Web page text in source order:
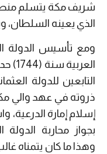
شريف مكة يتسلم
الذي يعينه السلطان،
ومع تأسيس الدولة
التابعين للدولة
ذروته في عهد والي
إسلام إمارة
بجواز محاربة
وهذا ما كان يتمناه